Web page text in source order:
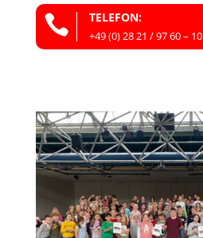
 TELEFON:
+49 (0) 28 21 / 97 60 – 10